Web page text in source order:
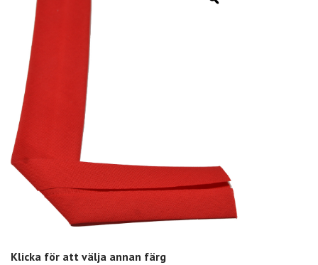
Klicka för att välja annan färg